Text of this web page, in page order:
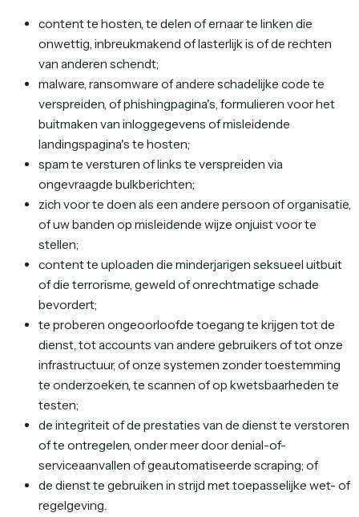
content te hosten, te delen of ernaar te linken die
onwettig, inbreukmakend of lasterlijk is of de rechten
van anderen schendt;
malware, ransomware of andere schadelijke code te
verspreiden, of phishingpagina's, formulieren voor het
buitmaken van inloggegevens of misleidende
landingspagina's te hosten;
spam te versturen of links te verspreiden via
ongevraagde bulkberichten;
zich voor te doen als een andere persoon of organisatie,
of uw banden op misleidende wijze onjuist voor te
stellen;
content te uploaden die minderjarigen seksueel uitbuit
of die terrorisme, geweld of onrechtmatige schade
bevordert;
te proberen ongeoorloofde toegang te krijgen tot de
dienst, tot accounts van andere gebruikers of tot onze
infrastructuur, of onze systemen zonder toestemming
te onderzoeken, te scannen of op kwetsbaarheden te
testen;
de integriteit of de prestaties van de dienst te verstoren
of te ontregelen, onder meer door denial-of-
serviceaanvallen of geautomatiseerde scraping; of
de dienst te gebruiken in strijd met toepasselijke wet- of
regelgeving.